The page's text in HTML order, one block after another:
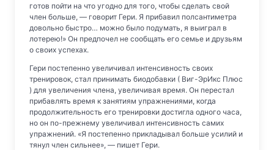
готов пойти на что угодно для того, чтобы сделать свой
член больше, — говорит Гери. Я прибавил полсантиметра
довольно быстро… можно было подумать, я выиграл в
лотерею!» Он предпочел не сообщать его семье и друзьям
о своих успехах.
Гери постепенно увеличивал интенсивность своих
тренировок, стал принимать биодобавки ( Виг-ЭрИкс Плюс
) для увеличения члена, увеличивая время. Он перестал
прибавлять время к занятиям упражнениями, когда
продолжительность его тренировки достигла одного часа,
но он по-прежнему увеличивал интенсивность самих
упражнений. «Я постепенно прикладывал больше усилий и
тянул член сильнее», — пишет Гери.